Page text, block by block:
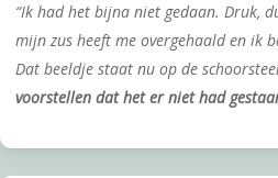
“Ik had het bijna niet gedaan. Druk,
mijn zus heeft me overgehaald en ik
Dat beeldje staat nu op de
voorstellen dat het er niet had